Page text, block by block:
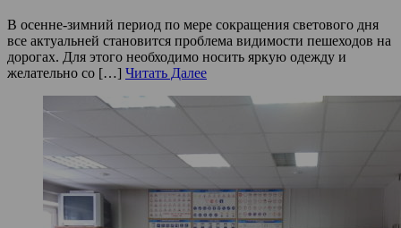
В осенне-зимний период по мере сокращения светового дня
все актуальней становится проблема видимости пешеходов на
дорогах. Для этого необходимо носить яркую одежду и
желательно со […] Читать Далее